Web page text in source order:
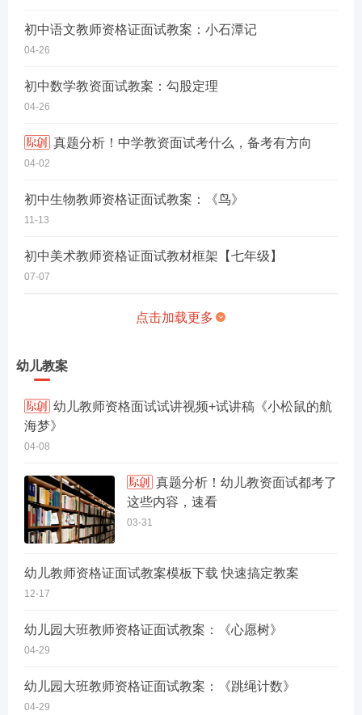
初中语文教师资格证面试教案：小石潭记
04-26
初中数学教资面试教案：勾股定理
04-26
真题分析！中学教资面试考什么，备考有方向
04-02
初中生物教师资格证面试教案：《鸟》
11-13
初中美术教师资格证面试教材框架【七年级】
07-07
点击加载更多
幼儿教案
幼儿教师资格面试试讲视频+试讲稿《小松鼠的航
海梦》
04-08
真题分析！幼儿教资面试都考了
这些内容，速看
03-31
幼儿教师资格证面试教案模板下载 快速搞定教案
12-17
幼儿园大班教师资格证面试教案：《心愿树》
04-29
幼儿园大班教师资格证面试教案：《跳绳计数》
04-29